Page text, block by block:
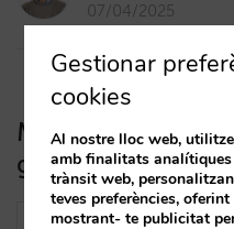
07/04/2025
Mirai s’integra
gestió hotelera
Gestionar
cookies
Al nostre lloc web,
amb finalitats
trànsit web,
teves preferències,
mostrant- te publicitat